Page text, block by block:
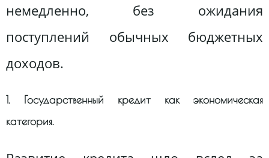
немедленно, без ожидания
поступлений обычных бюджетных
доходов.
1. Государственный кредит как экономическая
категория.